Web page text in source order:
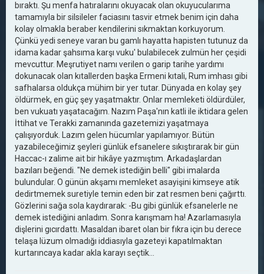
bıraktı. Şu menfa hatıralarını okuyacak olan okuyucularıma
tamamıyla bir silsileler faciasını tasvir etmek benim için daha
kolay olmakla beraber kendilerini sıkmaktan korkuyorum.
Çünkü yedi seneye varan bu gamlı hayatta hapisten tutunuz da
idama kadar şahsıma karşı vuku' bulabilecek zulmün her çeşidi
mevcuttur. Meşrutiyet namı verilen o garip tarihe yardımı
dokunacak olan kıtallerden başka Ermeni kıtali, Rum imhası gibi
safhalarsa oldukça mühim bir yer tutar. Dünyada en kolay şey
öldürmek, en güç şey yaşatmaktır. Onlar memleketi öldürdüler,
ben vukuatı yaşatacağım. Nazım Paşa'nın katli ile iktidara gelen
İttihat ve Terakki zamanında gazetemizi yaşatmaya
çalışıyorduk. Lazım gelen hücumlar yapılamıyor. Bütün
yazabileceğimiz şeyleri günlük efsanelere sıkıştırarak bir gün
Haccac-ı zalime ait bir hikâye yazmıştım. Arkadaşlardan
bazıları beğendi. "Ne demek istediğin belli" gibi imalarda
bulundular. O günün akşamı memleket asayişini kimseye atik
dedirtmemek suretiyle temin eden bir zat resmen beni çağırttı.
Gözlerini sağa sola kaydırarak: -Bu gibi günlük efsanelerle ne
demek istediğini anladım. Sonra karışmam ha! Azarlamasıyla
dişlerini gıcırdattı. Masaldan ibaret olan bir fıkra için bu derece
telaşa lüzum olmadığı iddiasıyla gazeteyi kapatılmaktan
kurtarıncaya kadar akla karayı seçtik…